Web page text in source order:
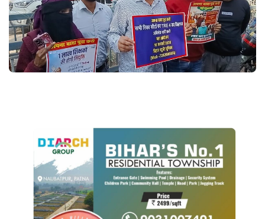
Lifestyle
Career
Weather
Language
Hindi Urdu English